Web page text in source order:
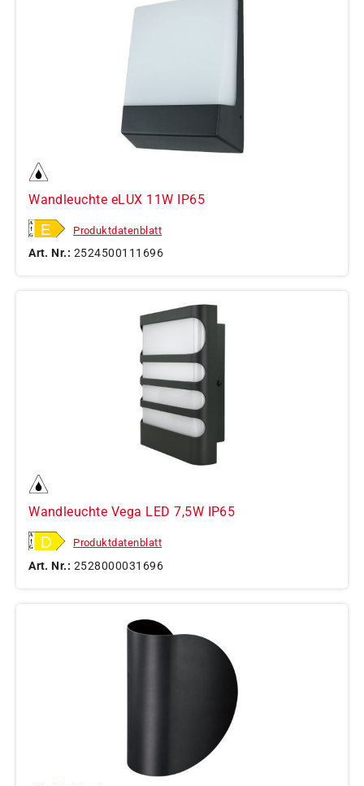
Wandleuchte eLUX 11W IP65
Produktdatenblatt
Art. Nr.: 2524500111696
Wandleuchte Vega LED 7,5W IP65
Produktdatenblatt
Art. Nr.: 2528000031696